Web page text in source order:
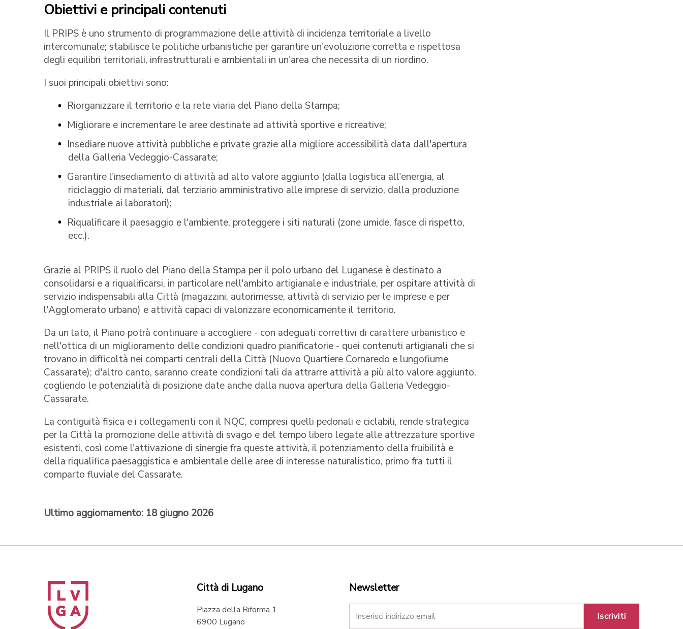
Obiettivi e principali contenuti
Il PRIPS è uno strumento di programmazione delle attività di incidenza territoriale a livello
intercomunale; stabilisce le politiche urbanistiche per garantire un'evoluzione corretta e rispettosa
degli equilibri territoriali, infrastrutturali e ambientali in un'area che necessita di un riordino.​​​​
I suoi principali obiettivi sono:
Riorganizzare il territorio e la rete viaria del Piano della Stampa;
Migliorare e incrementare le aree destinate ad attività sportive e ricreative;
Insediare nuove attività pubbliche e private grazie alla migliore accessibilità data dall'apertura
della Galleria Vedeggio-Cassarate;
Garantire l'insediamento di attività ad alto valore aggiunto (dalla logistica all'energia, al
riciclaggio di materiali, dal terziario amministrativo alle imprese di servizio, dalla produzione
industriale ai laboratori);
Riqualificare il paesaggio e l'ambiente, proteggere i siti naturali (zone umide, fasce di rispetto,
ecc.).
Grazie al PRIPS il ruolo del Piano della Stampa per il polo urbano del Luganese è destinato a
consolidarsi e a riqualificarsi, in particolare nell'ambito artigianale e industriale, per ospitare attività di
servizio indispensabili alla Città (magazzini, autorimesse, attività di servizio per le imprese e per
l'Agglomerato urbano) e attività capaci di valorizzare economicamente il territorio.
Da un lato, il Piano potrà continuare a accogliere - con adeguati correttivi di carattere urbanistico e
nell'ottica di un miglioramento delle condizioni quadro pianificatorie - quei contenuti artigianali che si
trovano in difficoltà nei comparti centrali della Città (Nuovo Quartiere Cornaredo e lungofiume
Cassarate); d'altro canto, saranno create condizioni tali da attrarre attività a più alto valore aggiunto,
cogliendo le potenzialità di posizione date anche dalla nuova apertura della Galleria Vedeggio-
Cassarate.
La contiguità fisica e i collegamenti con il NQC, compresi quelli pedonali e ciclabili, rende strategica
per la Città la promozione delle attività di svago e del tempo libero legate alle attrezzature sportive
esistenti, così come l'attivazione di sinergie fra queste attività, il potenziamento della fruibilità e
della riqualifica paesaggistica e ambientale delle aree di interesse naturalistico, primo fra tutti il
comparto fluviale del Cassarate.
Ultimo aggiornamento: 18 giugno 2026
Città di Lugano
Piazza della Riforma 1
6900 Lugano
Newsletter
Iscriviti